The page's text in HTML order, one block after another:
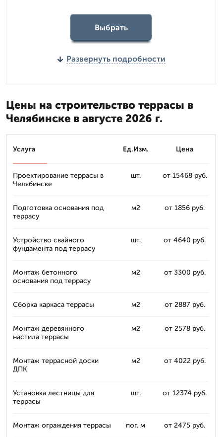
Выбрать
Развернуть подробности
Цены на строительство террасы в
Челябинске в августе 2026 г.
Услуга Ед.Изм. Цена
Проектирование террасы в
Челябинске
шт. от 15468 руб.
Подготовка основания под
террасу
м2 от 1856 руб.
Устройство свайного
фундамента под террасу
шт. от 4640 руб.
Монтаж бетонного
основания под террасу
м2 от 3300 руб.
Сборка каркаса террасы м2 от 2887 руб.
Монтаж деревянного
настила террасы
м2 от 2578 руб.
Монтаж террасной доски
ДПК
м2 от 4022 руб.
Установка лестницы для
террасы
шт. от 12374 руб.
Монтаж ограждения террасы пог. м от 2475 руб.